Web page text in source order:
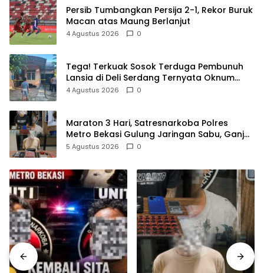
Persib Tumbangkan Persija 2-1, Rekor Buruk
Macan atas Maung Berlanjut
4 Agustus 2026 0
Tega! Terkuak Sosok Terduga Pembunuh
Lansia di Deli Serdang Ternyata Oknum
Polisi Tetangga Korban
4 Agustus 2026 0
Maraton 3 Hari, Satresnarkoba Polres
Metro Bekasi Gulung Jaringan Sabu, Ganja,
dan Tramadol
5 Agustus 2026 0